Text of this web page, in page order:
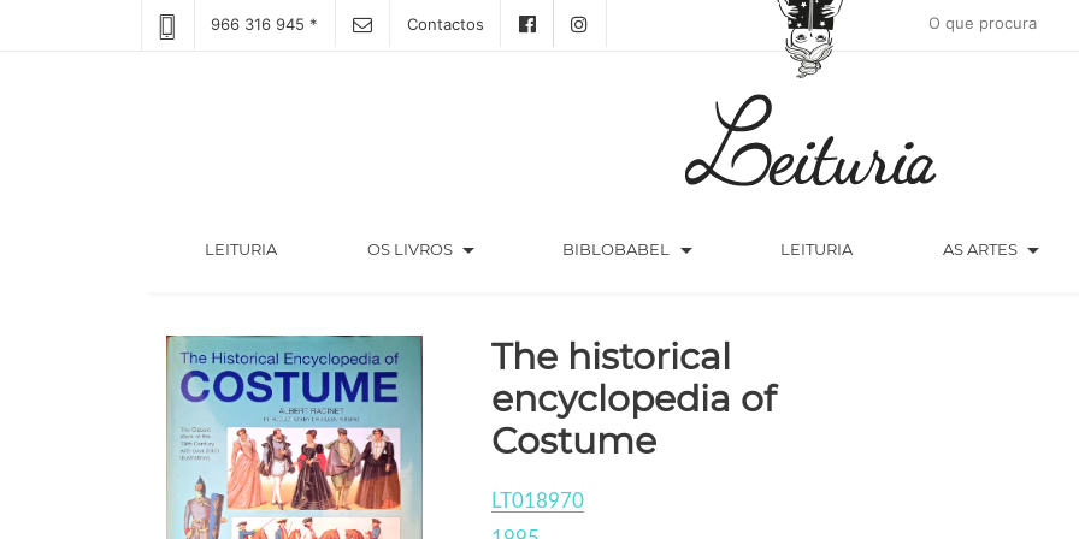
966 316 945 * Contactos
LEITURIA(CURRENT) OS LIVROS arrow_drop_down BIBLOBABEL arrow_drop_down LEITURIA AS ARTES arrow_drop_down
The historical
encyclopedia of
Costume
LT018970